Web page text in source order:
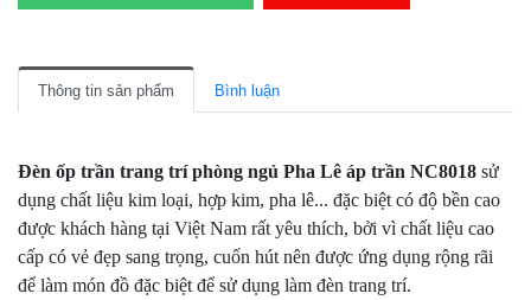
Thông tin sản phẩm Bình luận
Đèn ốp trần trang trí phòng ngủ Pha Lê áp trần NC8018 sử
dụng chất liệu kim loại, hợp kim, pha lê... đặc biệt có độ bền cao
được khách hàng tại Việt Nam rất yêu thích, bởi vì chất liệu cao
cấp có vẻ đẹp sang trọng, cuốn hút nên được ứng dụng rộng rãi
để làm món đồ đặc biệt để sử dụng làm đèn trang trí.